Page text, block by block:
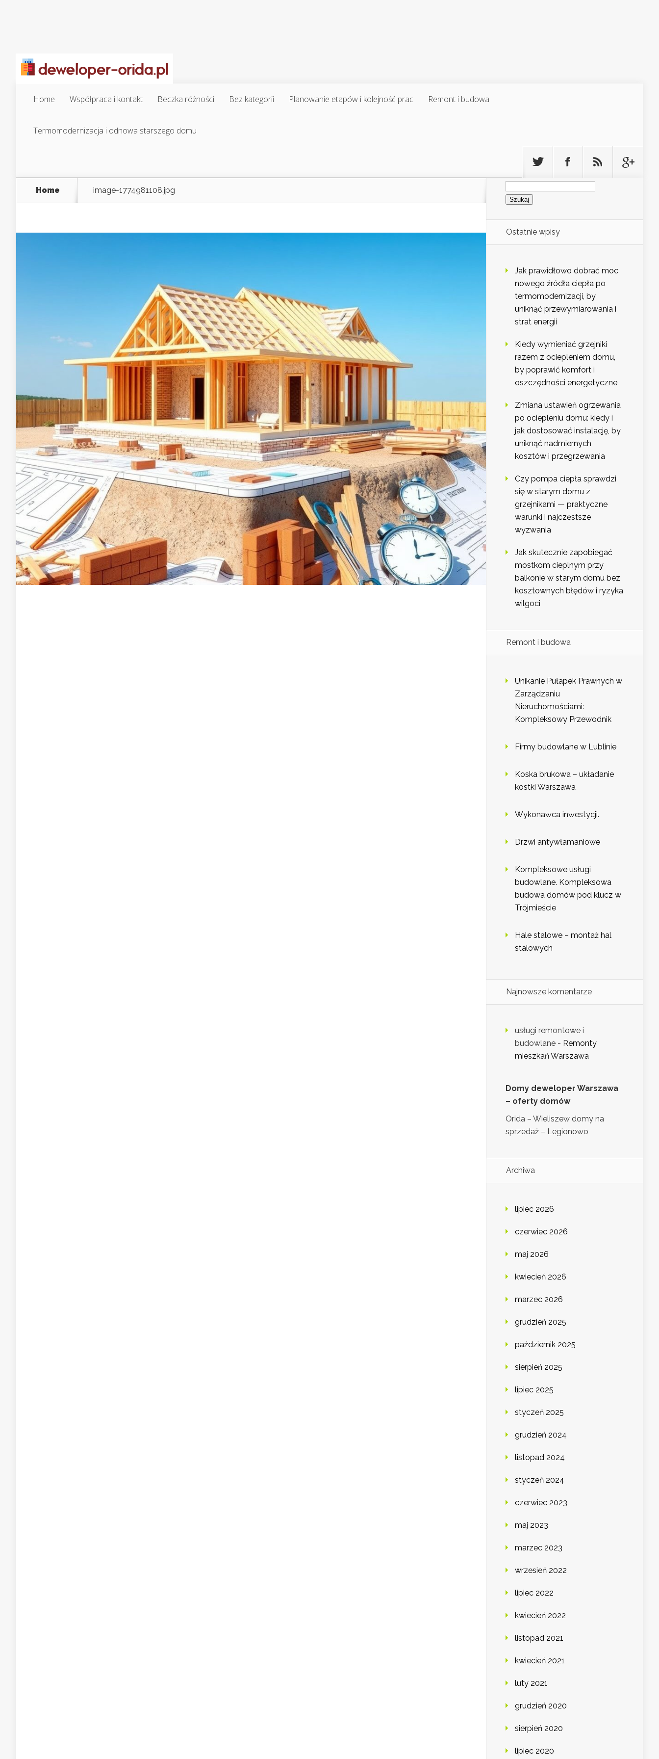
Home Współpraca i kontakt Beczka różności Bez kategorii Planowanie etapów i kolejność prac Remont i budowa
Termomodernizacja i odnowa starszego domu
Home image-1774981108.jpg
Szukaj:
Ostatnie wpisy
Jak prawidłowo dobrać moc
nowego źródła ciepła po
termomodernizacji, by
uniknąć przewymiarowania i
strat energii
Kiedy wymieniać grzejniki
razem z ociepleniem domu,
by poprawić komfort i
oszczędności energetyczne
Zmiana ustawień ogrzewania
po ociepleniu domu: kiedy i
jak dostosować instalację, by
uniknąć nadmiernych
kosztów i przegrzewania
Czy pompa ciepła sprawdzi
się w starym domu z
grzejnikami — praktyczne
warunki i najczęstsze
wyzwania
Jak skutecznie zapobiegać
mostkom cieplnym przy
balkonie w starym domu bez
kosztownych błędów i ryzyka
wilgoci
Remont i budowa
Unikanie Pułapek Prawnych w
Zarządzaniu
Nieruchomościami:
Kompleksowy Przewodnik
Firmy budowlane w Lublinie
Koska brukowa – układanie
kostki Warszawa
Wykonawca inwestycji.
Drzwi antywłamaniowe
Kompleksowe usługi
budowlane. Kompleksowa
budowa domów pod klucz w
Trójmieście
Hale stalowe – montaż hal
stalowych
Najnowsze komentarze
usługi remontowe i
budowlane - Remonty
mieszkań Warszawa
Domy deweloper Warszawa
– oferty domów
Orida – Wieliszew domy na
sprzedaż – Legionowo
Archiwa
lipiec 2026
czerwiec 2026
maj 2026
kwiecień 2026
marzec 2026
grudzień 2025
październik 2025
sierpień 2025
lipiec 2025
styczeń 2025
grudzień 2024
listopad 2024
styczeń 2024
czerwiec 2023
maj 2023
marzec 2023
wrzesień 2022
lipiec 2022
kwiecień 2022
listopad 2021
kwiecień 2021
luty 2021
grudzień 2020
sierpień 2020
lipiec 2020